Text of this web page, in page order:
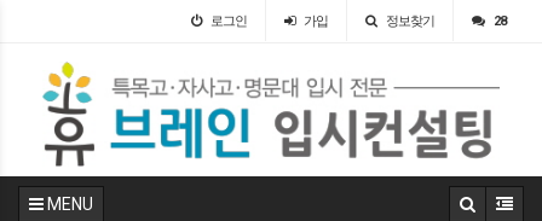
로그인 가입 정보찾기 28
MENU